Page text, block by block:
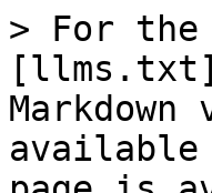
> For the
available